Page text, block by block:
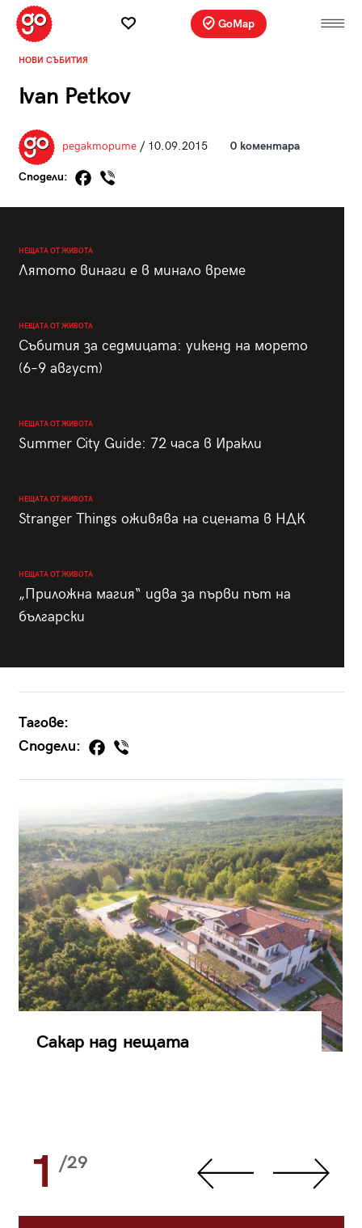
GoMap
НОВИ СЪБИТИЯ
Ivan Petkov
редакторите/ 10.09.2015 0 коментара
Сподели:
НЕЩАТА ОТ ЖИВОТА
Лятото винаги е в минало време
НЕЩАТА ОТ ЖИВОТА
Събития за седмицата: уикенд на морето
(6–9 август)
НЕЩАТА ОТ ЖИВОТА
Summer City Guide: 72 часа в Иракли
НЕЩАТА ОТ ЖИВОТА
Stranger Things оживява на сцената в НДК
НЕЩАТА ОТ ЖИВОТА
„Приложна магия“ идва за първи път на
български
Тагове:
Сподели:
Сакар над нещата
1 /29